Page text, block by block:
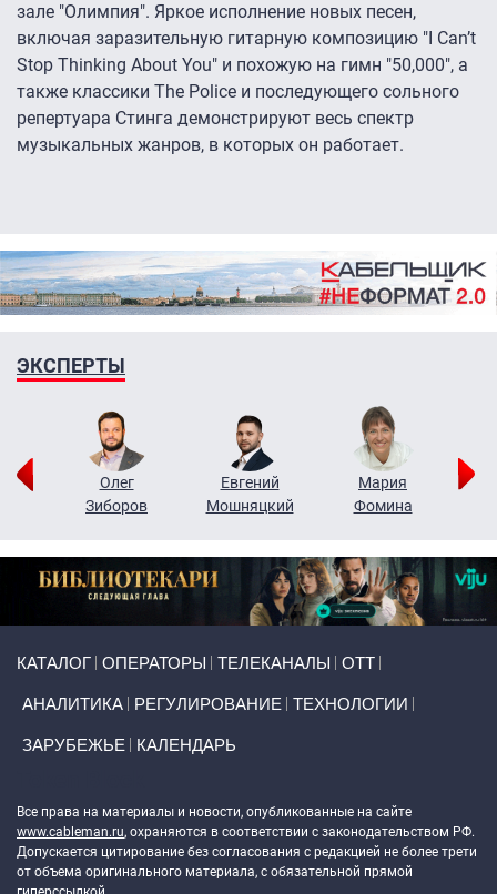
зале "Олимпия". Яркое исполнение новых песен,
включая заразительную гитарную композицию "I Can’t
Stop Thinking About You" и похожую на гимн "50,000", а
также классики The Police и последующего сольного
репертуара Стинга демонстрируют весь спектр
музыкальных жанров, в которых он работает.
ЭКСПЕРТЫ
Олег
Зиборов
Евгений
Мошняцкий
Мария
Фомина
КАТАЛОГ ОПЕРАТОРЫ ТЕЛЕКАНАЛЫ ОТТ
АНАЛИТИКА РЕГУЛИРОВАНИЕ ТЕХНОЛОГИИ
ЗАРУБЕЖЬЕ КАЛЕНДАРЬ
Все права на материалы и новости, опубликованные на сайте
www.cableman.ru, охраняются в соответствии с законодательством РФ.
Допускается цитирование без согласования с редакцией не более трети
от объема оригинального материала, с обязательной прямой